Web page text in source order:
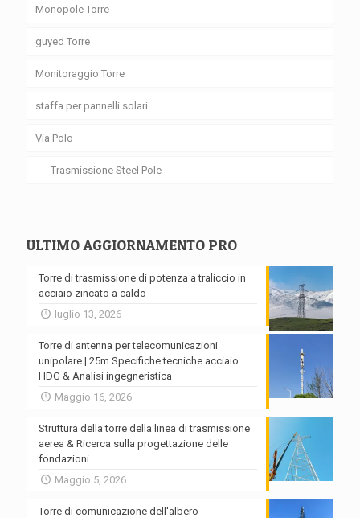
Monopole Torre
guyed Torre
Monitoraggio Torre
staffa per pannelli solari
Via Polo
Trasmissione Steel Pole
ULTIMO AGGIORNAMENTO PRO
Torre di trasmissione di potenza a traliccio in
acciaio zincato a caldo
luglio 13, 2026
Torre di antenna per telecomunicazioni
unipolare | 25m Specifiche tecniche acciaio
HDG & Analisi ingegneristica
Maggio 16, 2026
Struttura della torre della linea di trasmissione
aerea & Ricerca sulla progettazione delle
fondazioni
Maggio 5, 2026
Torre di comunicazione dell'albero